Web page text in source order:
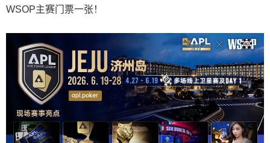
WSOP主赛门票一张！